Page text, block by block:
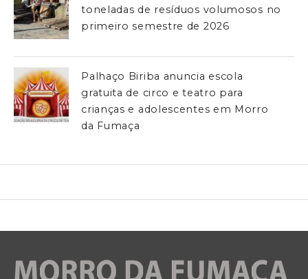
toneladas de resíduos volumosos no
primeiro semestre de 2026
Palhaço Biriba anuncia escola
gratuita de circo e teatro para
crianças e adolescentes em Morro
da Fumaça